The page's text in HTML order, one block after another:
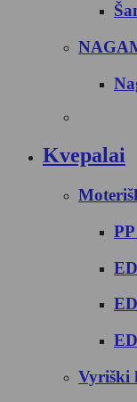
Kvepalai
Vyriški